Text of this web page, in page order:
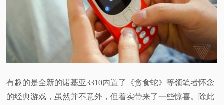
有趣的是全新的诺基亚3310内置了《贪食蛇》等领笔者怀念
的经典游戏，虽然并不意外，但着实带来了一些惊喜。除此